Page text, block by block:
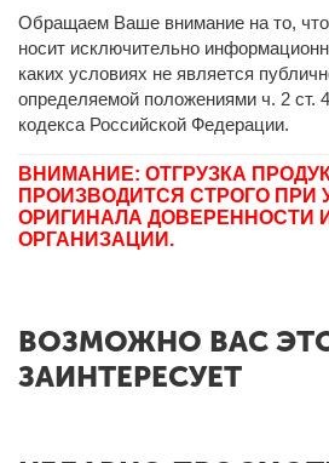
Обращаем Ваше внимание на то,
носит исключительно
каких условиях не является
определяемой положениями ч. 2 ст.
кодекса Российской Федерации.
ВНИМАНИЕ: ОТГРУЗКА
ПРОИЗВОДИТСЯ СТРОГО ПРИ
ОРИГИНАЛА ДОВЕРЕННОСТИ
ОРГАНИЗАЦИИ.
ВОЗМОЖНО ВАС
ЗАИНТЕРЕСУЕТ